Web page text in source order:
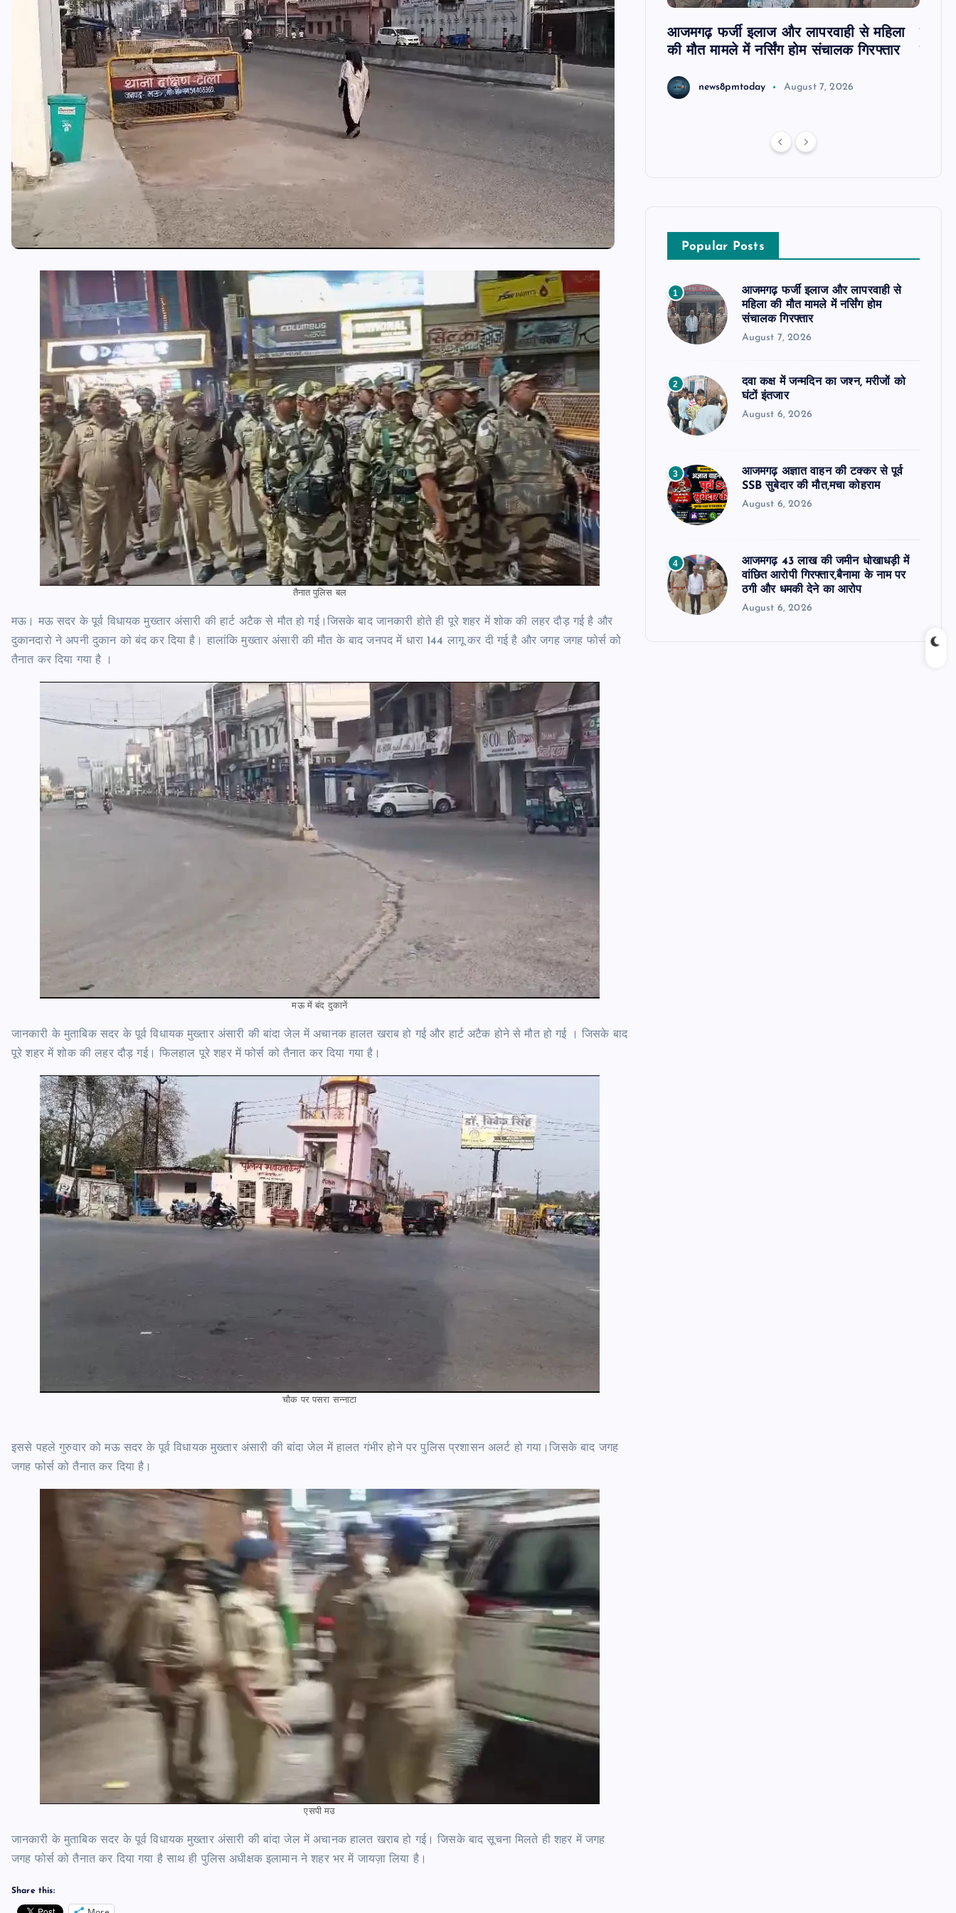
तैनात पुलिस बल
मऊ। मऊ सदर के पूर्व विधायक मुख्तार अंसारी की हार्ट अटैक से मौत हो गई।जिसके बाद जानकारी होते ही पूरे शहर में शोक की लहर दौड़ गई है और
दुकानदारो ने अपनी दुकान को बंद कर दिया है। हालांकि मुख्तार अंसारी की मौत के बाद जनपद में धारा 144 लागू कर दी गई है और जगह जगह फोर्स को
तैनात कर दिया गया है ।
मऊ में बंद दुकानें
जानकारी के मुताबिक सदर के पूर्व विधायक मुख्तार अंसारी की बांदा जेल में अचानक हालत खराब हो गई और हार्ट अटैक होने से मौत हो गई । जिसके बाद
पूरे शहर में शोक की लहर दौड़ गई। फिलहाल पूरे शहर में फोर्स को तैनात कर दिया गया है।
चौक पर पसरा सन्नाटा
इससे पहले गुरुवार को मऊ सदर के पूर्व विधायक मुख्तार अंसारी की बांदा जेल में हालत गंभीर होने पर पुलिस प्रशासन अलर्ट हो गया।जिसके बाद जगह
जगह फोर्स को तैनात कर दिया है।
एसपी मउ
जानकारी के मुताबिक सदर के पूर्व विधायक मुख्तार अंसारी की बांदा जेल में अचानक हालत खराब हो गई। जिसके बाद सूचना मिलते ही शहर में जगह
जगह फोर्स को तैनात कर दिया गया है साथ ही पुलिस अधीक्षक इलामान ने शहर भर में जायज़ा लिया है।
Share this:
आजमगढ़ फर्जी इलाज और लापरवाही से महिला
की मौत मामले में नर्सिंग होम संचालक गिरफ्तार
news8pmtoday August 7, 2026
दवा
इंतजार
Popular Posts
1
आजमगढ़ फर्जी इलाज और लापरवाही से
महिला की मौत मामले में नर्सिंग होम
संचालक गिरफ्तार
August 7, 2026
2
दवा कक्ष में जन्मदिन का जश्न, मरीजों को
घंटों इंतजार
August 6, 2026
3
आजमगढ़ अज्ञात वाहन की टक्कर से पूर्व
SSB सुबेदार की मौत,मचा कोहराम
August 6, 2026
4
आजमगढ़ 43 लाख की जमीन धोखाधड़ी में
वांछित आरोपी गिरफ्तार,बैनामा के नाम पर
ठगी और धमकी देने का आरोप
August 6, 2026